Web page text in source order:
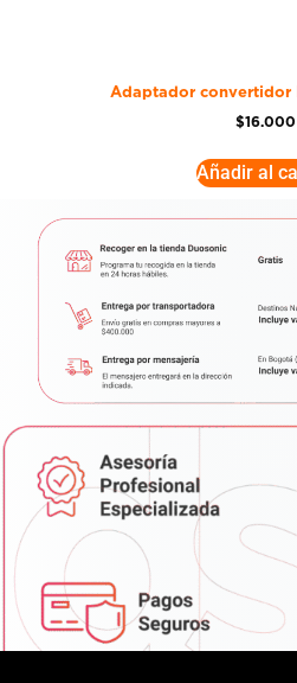
Adaptador convertidor
$16.000
Añadir al